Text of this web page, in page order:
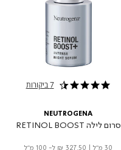
4.4 star rating 7 ביקורות
NEUTROGENA
סרום לילה RETINOL BOOST
30 מ"ל ₪ 327.50 ל- 100 מ"ל